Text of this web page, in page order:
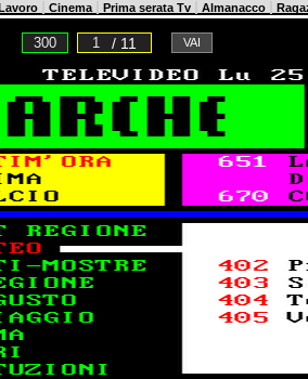
Cinema Prima serata Tv Almanacco
/ 11